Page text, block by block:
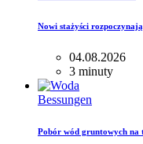
Nowi stażyści
04.08.2026
3 minuty
Bessungen
Pobór wód gruntowych na